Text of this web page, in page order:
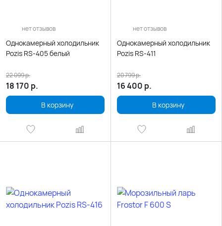
нет отзывов
Однокамерный холодильник
Pozis RS-405 белый
18 170 р.
22 099р.
В корзину
нет отзывов
Однокамерный холодильник
Pozis RS-411
16 400 р.
20 799р.
В корзину